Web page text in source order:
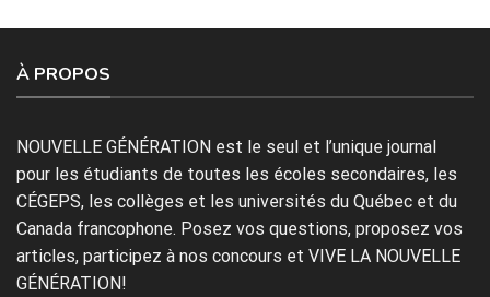
À PROPOS
NOUVELLE GÉNÉRATION est le seul et l’unique journal
pour les étudiants de toutes les écoles secondaires, les
CÉGEPS, les collèges et les universités du Québec et du
Canada francophone. Posez vos questions, proposez vos
articles, participez à nos concours et VIVE LA NOUVELLE
GÉNÉRATION!